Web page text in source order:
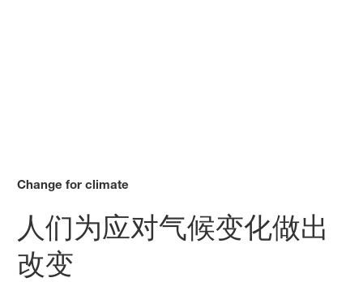
Change for climate
人们为应对气候变化做出
改变